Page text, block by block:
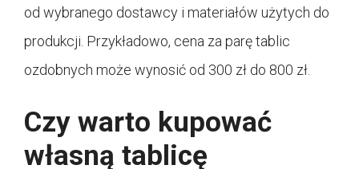
od wybranego dostawcy i materiałów użytych do
produkcji. Przykładowo, cena za parę tablic
ozdobnych może wynosić od 300 zł do 800 zł.
Czy warto kupować
własną tablicę